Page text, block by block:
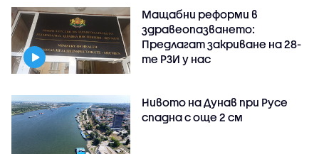
Мащабни реформи в
здравеопазването:
Предлагат закриване на 28-
те РЗИ у нас
Нивото на Дунав при Русе
спадна с още 2 см